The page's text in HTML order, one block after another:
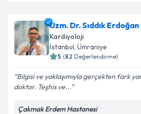
Uzm. Dr. Sıddık Erdoğan
Kardiyoloji
İstanbul, Ümraniye
5 (82 Değerlendirme)
Bilgisi ve yaklaşımıyla gerçekten fark
doktor. Teşhis ve...
Çakmak Erdem Hastanesi